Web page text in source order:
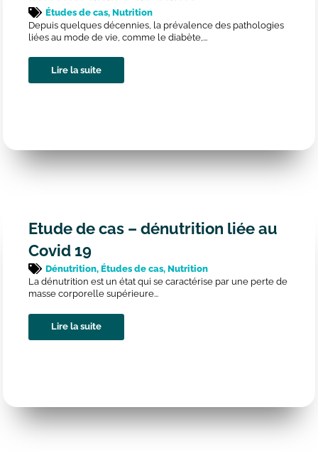
Études de cas,Nutrition
Depuis quelques décennies, la prévalence des pathologies
liées au mode de vie, comme le diabète,...
Lire la suite
Etude de cas – dénutrition liée au
Covid 19
Dénutrition,Études de cas,Nutrition
La dénutrition est un état qui se caractérise par une perte de
masse corporelle supérieure...
Lire la suite